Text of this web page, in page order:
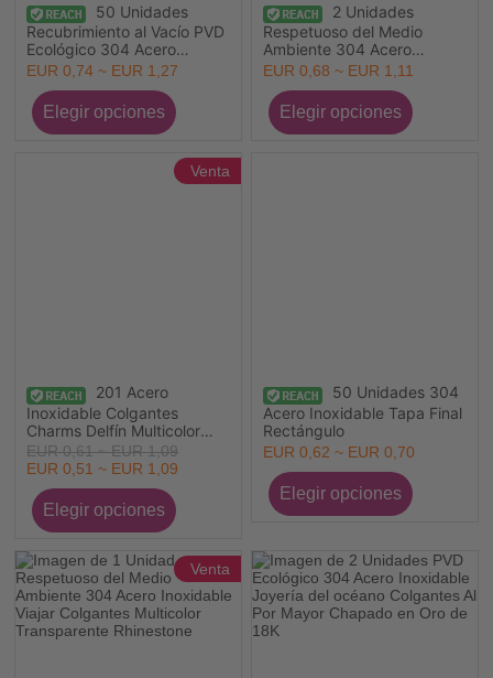
50 Unidades
Recubrimiento al Vacío PVD
Ecológico 304 Acero
Inoxidable Abierto Argollas
Chapado en Oro de 18K
Ronda
EUR 0,74 ~ EUR 1,27
2 Unidades
Respetuoso del Medio
Ambiente 304 Acero
Inoxidable Viajar Colgantes
Multicolor Maleta con
Ruedas
EUR 0,68 ~ EUR 1,11
201 Acero
Inoxidable Colgantes
Charms Delfín Multicolor
Cola de pescado Hueco 3
Unidades
Venta
EUR 0,61 ~ EUR 1,09
EUR 0,51 ~ EUR 1,09
50 Unidades 304
Acero Inoxidable Tapa Final
Rectángulo
EUR 0,62 ~ EUR 0,70
Venta